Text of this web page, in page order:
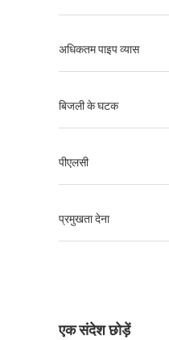
अधिकतम पाइप व्यास
बिजली के घटक
पीएलसी
प्रमुखता देना
एक संदेश छोड़ें